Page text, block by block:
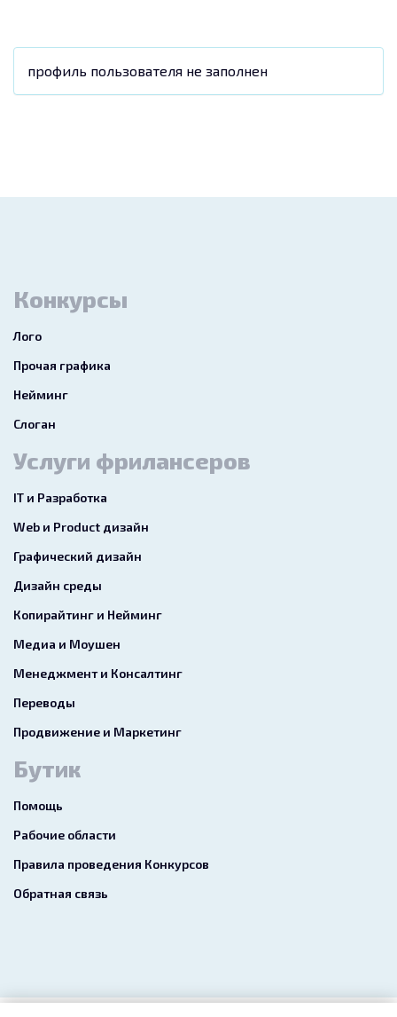
профиль пользователя не заполнен
Конкурсы
Лого
Прочая графика
Нейминг
Слоган
Услуги фрилансеров
IT и Разработка
Web и Product дизайн
Графический дизайн
Дизайн среды
Копирайтинг и Нейминг
Медиа и Моушен
Менеджмент и Консалтинг
Переводы
Продвижение и Маркетинг
Бутик
Помощь
Рабочие области
Правила проведения Конкурсов
Обратная связь